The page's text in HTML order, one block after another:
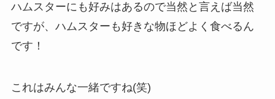
ハムスターにも好みはあるので当然と言えば当然
ですが、ハムスターも好きな物ほどよく食べるん
です！
これはみんな一緒ですね(笑)